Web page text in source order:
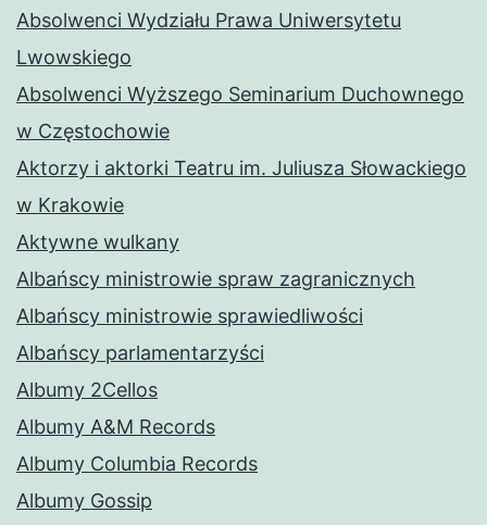
Absolwenci Wydziału Prawa Uniwersytetu
Lwowskiego
Absolwenci Wyższego Seminarium Duchownego
w Częstochowie
Aktorzy i aktorki Teatru im. Juliusza Słowackiego
w Krakowie
Aktywne wulkany
Albańscy ministrowie spraw zagranicznych
Albańscy ministrowie sprawiedliwości
Albańscy parlamentarzyści
Albumy 2Cellos
Albumy A&M Records
Albumy Columbia Records
Albumy Gossip